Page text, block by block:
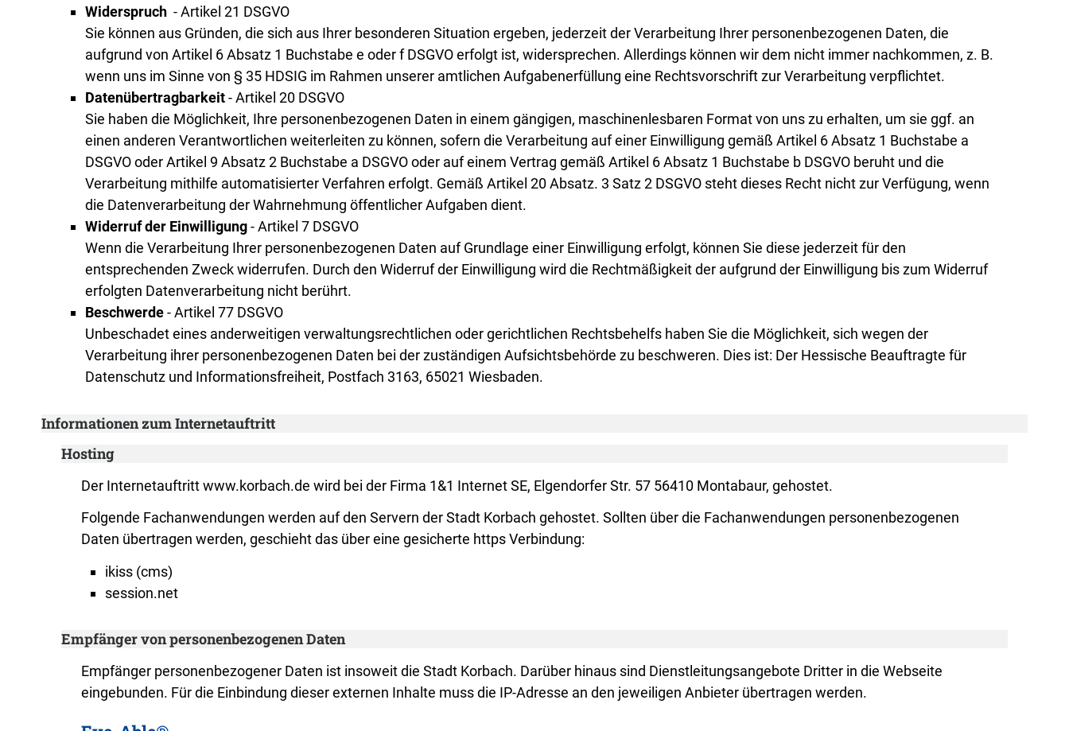
Widerspruch - Artikel 21 DSGVO
Sie können aus Gründen, die sich aus Ihrer besonderen Situation ergeben, jederzeit der Verarbeitung Ihrer personenbezogenen Daten, die
aufgrund von Artikel 6 Absatz 1 Buchstabe e oder f DSGVO erfolgt ist, widersprechen. Allerdings können wir dem nicht immer nachkommen, z. B.
wenn uns im Sinne von § 35 HDSIG im Rahmen unserer amtlichen Aufgabenerfüllung eine Rechtsvorschrift zur Verarbeitung verpflichtet.
Datenübertragbarkeit- Artikel 20 DSGVO
Sie haben die Möglichkeit, Ihre personenbezogenen Daten in einem gängigen, maschinenlesbaren Format von uns zu erhalten, um sie ggf. an
einen anderen Verantwortlichen weiterleiten zu können, sofern die Verarbeitung auf einer Einwilligung gemäß Artikel 6 Absatz 1 Buchstabe a
DSGVO oder Artikel 9 Absatz 2 Buchstabe a DSGVO oder auf einem Vertrag gemäß Artikel 6 Absatz 1 Buchstabe b DSGVO beruht und die
Verarbeitung mithilfe automatisierter Verfahren erfolgt. Gemäß Artikel 20 Absatz. 3 Satz 2 DSGVO steht dieses Recht nicht zur Verfügung, wenn
die Datenverarbeitung der Wahrnehmung öffentlicher Aufgaben dient.
Widerruf der Einwilligung- Artikel 7 DSGVO
Wenn die Verarbeitung Ihrer personenbezogenen Daten auf Grundlage einer Einwilligung erfolgt, können Sie diese jederzeit für den
entsprechenden Zweck widerrufen. Durch den Widerruf der Einwilligung wird die Rechtmäßigkeit der aufgrund der Einwilligung bis zum Widerruf
erfolgten Datenverarbeitung nicht berührt.
Beschwerde- Artikel 77 DSGVO
Unbeschadet eines anderweitigen verwaltungsrechtlichen oder gerichtlichen Rechtsbehelfs haben Sie die Möglichkeit, sich wegen der
Verarbeitung ihrer personenbezogenen Daten bei der zuständigen Aufsichtsbehörde zu beschweren. Dies ist: Der Hessische Beauftragte für
Datenschutz und Informationsfreiheit, Postfach 3163, 65021 Wiesbaden.
Informationen zum Internetauftritt
Hosting
Der Internetauftritt www.korbach.de wird bei der Firma 1&1 Internet SE, Elgendorfer Str. 57 56410 Montabaur, gehostet.
Folgende Fachanwendungen werden auf den Servern der Stadt Korbach gehostet. Sollten über die Fachanwendungen personenbezogenen
Daten übertragen werden, geschieht das über eine gesicherte https Verbindung:
ikiss (cms)
session.net
Empfänger von personenbezogenen Daten
Empfänger personenbezogener Daten ist insoweit die Stadt Korbach. Darüber hinaus sind Dienstleitungsangebote Dritter in die Webseite
eingebunden. Für die Einbindung dieser externen Inhalte muss die IP-Adresse an den jeweiligen Anbieter übertragen werden.